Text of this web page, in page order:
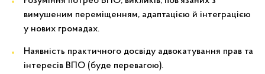
вимушеним переміщенням, адаптацією й інтеграцією
у нових громадах.
Наявність практичного досвіду адвокатування прав та
інтересів ВПО (буде перевагою).